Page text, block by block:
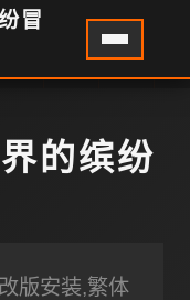
冒
的缤纷
版安装,繁体